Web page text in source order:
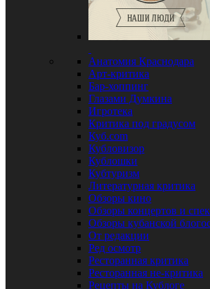
Анатомия Краснодара
Арт-критика
Бар-хоппинг
Глазами Думкина
Игротека
Критика под градусом
Куб.com
Кубловизор
Кублошки
Кубтуризм
Литературная критика
Обзоры кино
Обзоры концертов и
Обзоры кубанской
От редакции
Ред осмотр
Ресторанная критика
Ресторанная не-критика
Рецепты на Кублоге